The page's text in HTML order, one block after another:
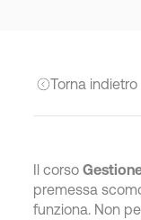
Torna indietro
Il corso
premessa
funziona. Non